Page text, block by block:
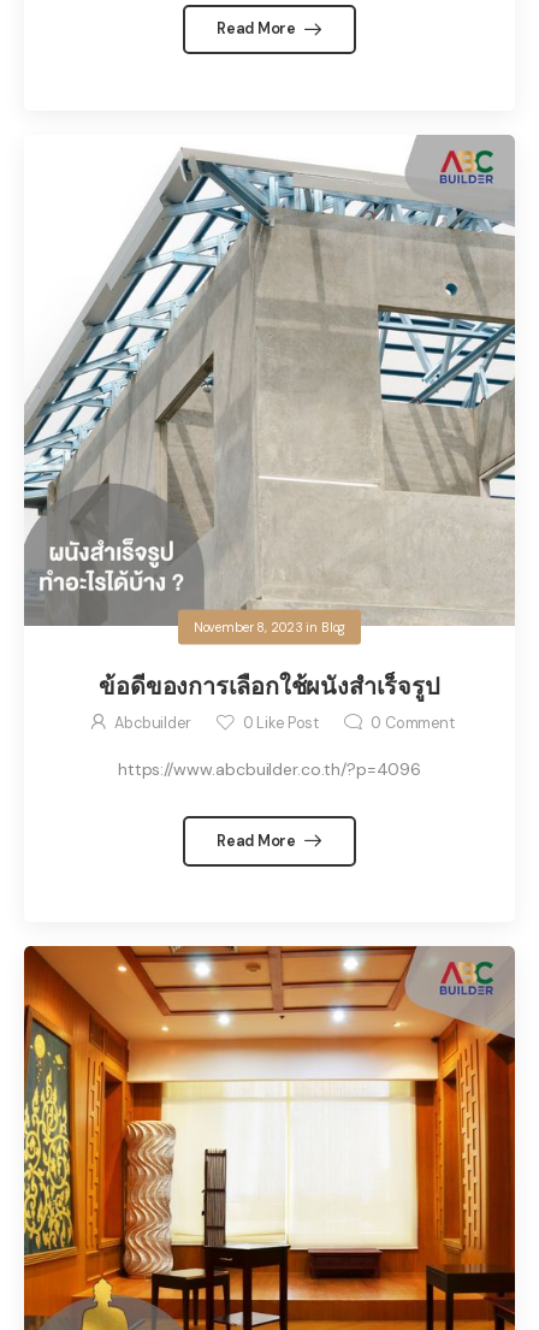
Read More
November 8, 2023 in Blog
ข้อดีของการเลือกใช้ผนังสำเร็จรูป
Abcbuilder 0 Like Post 0 Comment
https://www.abcbuilder.co.th/?p=4096
Read More